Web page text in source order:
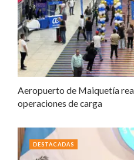
Aeropuerto de Maiquetía
operaciones de carga
DESTACADAS